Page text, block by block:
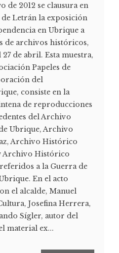
de 2012 se clausura en
de Letrán la exposición
en Ubrique a
de archivos históricos,
de abril. Esta muestra,
Papeles de
del
consiste en la
de reproducciones
del Archivo
Ubrique, Archivo
Archivo Histórico
Archivo Histórico
a la Guerra de
En el acto
el alcalde, Manuel
Josefina Herrera,
Sígler, autor del
material ex...